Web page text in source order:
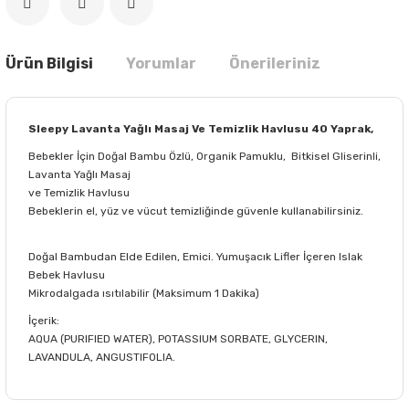
Ürün Bilgisi Yorumlar Önerileriniz
Sleepy Lavanta Yağlı Masaj Ve Temizlik Havlusu 40 Yaprak,
Bebekler İçin Doğal Bambu Özlü, Organik Pamuklu, Bitkisel Gliserinli,
Lavanta Yağlı Masaj
ve Temizlik Havlusu
Bebeklerin el, yüz ve vücut temizliğinde güvenle kullanabilirsiniz.
Doğal Bambudan Elde Edilen, Emici. Yumuşacık Lifler İçeren Islak
Bebek Havlusu
Mikrodalgada ısıtılabilir (Maksimum 1 Dakika)
İçerik:
AQUA (PURIFIED WATER), POTASSIUM SORBATE, GLYCERIN,
LAVANDULA, ANGUSTIFOLIA.